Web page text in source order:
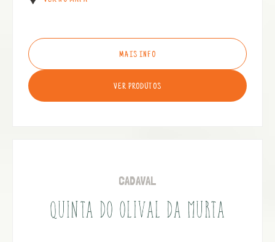
MAIS INFO
VER PRODUTOS
CADAVAL
QUINTA DO OLIVAL DA MURTA